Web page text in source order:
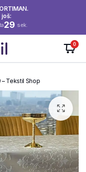
još:
29 sek.
0
– Tekstil Shop